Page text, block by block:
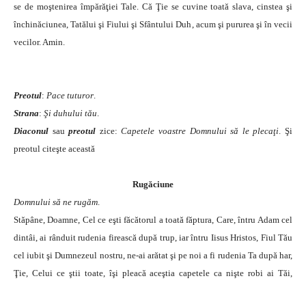
se de moştenirea împărăţiei Tale. Că Ţie se cuvine toată slava, cinstea şi
închinăciunea, Tatălui şi Fiului şi Sfântului Duh, acum şi pururea şi în vecii
vecilor. Amin.
Preotul: Pace tuturor
Strana: Şi duhului tău
Diaconul sau preotul zice:Capetele voastre Domnului să le plecaţi . Şi
preotul citeşte această
Rugăciune
Domnului să ne rugăm
Stăpâne, Doamne, Cel ce eşti făcătorul a toată făptura, Care, întru Adam cel
dintâi, ai rânduit rudenia firească după trup, iar întru Iisus Hristos, Fiul Tău
cel iubit şi Dumnezeul nostru, ne-ai arătat şi pe noi a fi rudenia Ta după har,
Ţie, Celui ce ştii toate, îşi pleacă aceştia capetele ca nişte robi ai Tăi,